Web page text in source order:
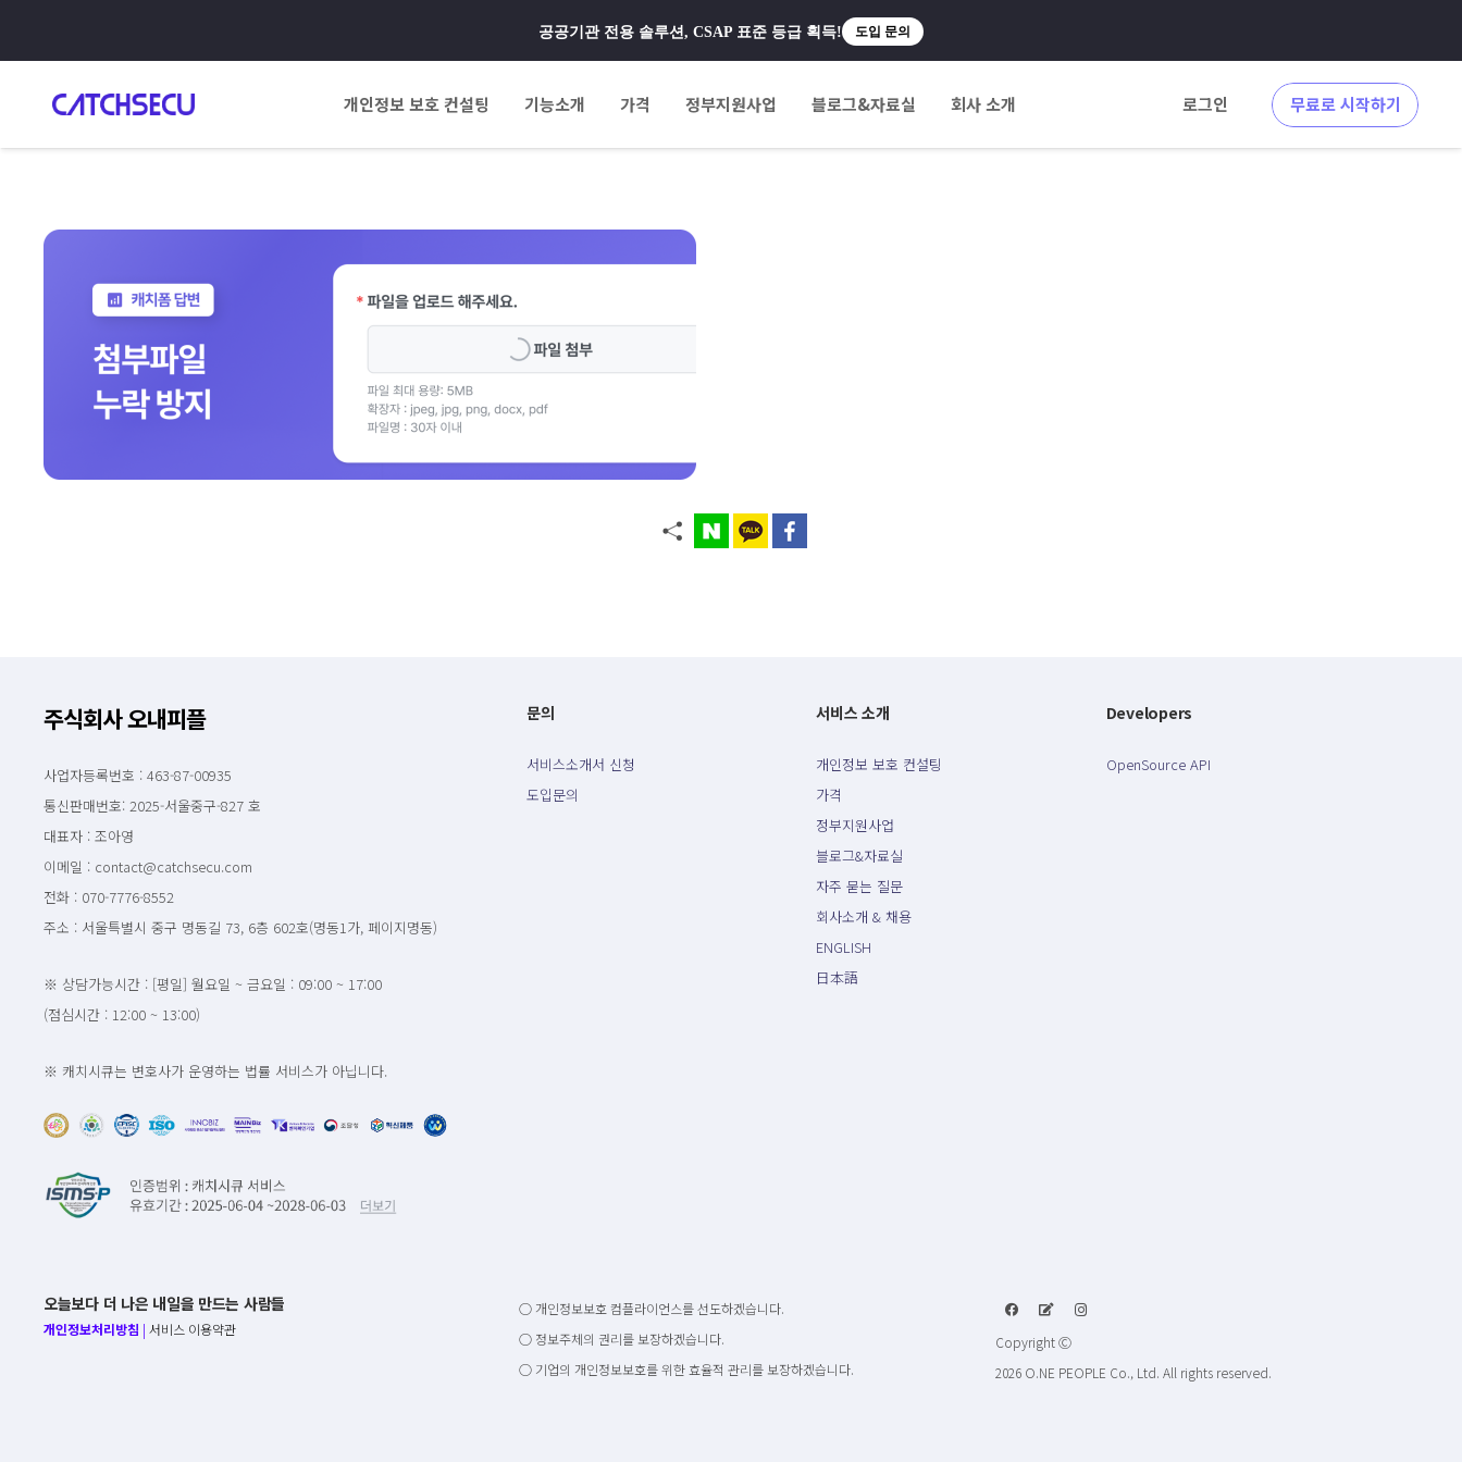
공공기관 전용 솔루션, CSAP 표준 등급 획득! 도입 문의
개인정보 보호 컨설팅 기능소개 가격 정부지원사업 블로그&자료실 회사 소개 로그인 무료로 시작하기
주식회사 오내피플
사업자등록번호 : 463-87-00935
통신판매번호: 2025-서울중구-827 호
대표자 : 조아영
이메일 : contact@catchsecu.com
전화 : 070-7776-8552
주소 : 서울특별시 중구 명동길 73, 6층 602호(명동1가, 페이지명동)
※ 상담가능시간 : [평일] 월요일 ~ 금요일 : 09:00 ~ 17:00
(점심시간 : 12:00 ~ 13:00)
※ 캐치시큐는 변호사가 운영하는 법률 서비스가 아닙니다.
문의
서비스소개서 신청
도입문의
서비스 소개
개인정보 보호 컨설팅
가격
정부지원사업
블로그&자료실
자주 묻는 질문
회사소개 & 채용
ENGLISH
日本語
Developers
OpenSource API
오늘보다 더 나은 내일을 만드는 사람들
개인정보처리방침 | 서비스 이용약관
○ 개인정보보호 컴플라이언스를 선도하겠습니다.
○ 정보주체의 권리를 보장하겠습니다.
○ 기업의 개인정보보호를 위한 효율적 관리를 보장하겠습니다.
Copyright Ⓒ
2026 O.NE PEOPLE Co., Ltd. All rights reserved.